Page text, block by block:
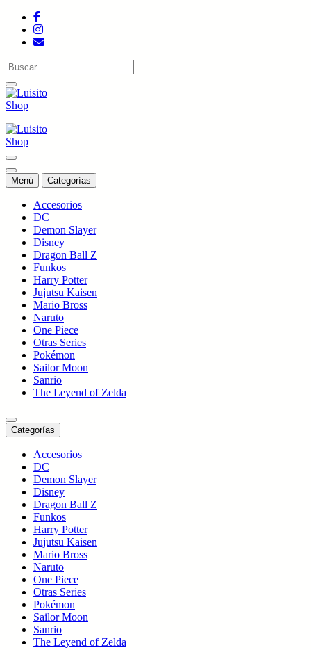
Saltar
contenido
Tienda de colecciones
Menú Categorías
Accesorios
DC
Demon Slayer
Disney
Dragon Ball Z
Funkos
Harry Potter
Jujutsu Kaisen
Mario Bross
Naruto
One Piece
Otras Series
Pokémon
Sailor Moon
Sanrio
The Leyend of Zelda
Categorías
Accesorios
DC
Demon Slayer
Disney
Dragon Ball Z
Funkos
Harry Potter
Jujutsu Kaisen
Mario Bross
Naruto
One Piece
Otras Series
Pokémon
Sailor Moon
Sanrio
The Leyend of Zelda